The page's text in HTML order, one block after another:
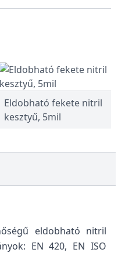
Eldobható fekete nitril
kesztyű, 5mil
eldobható nitril
EN 420, EN ISO